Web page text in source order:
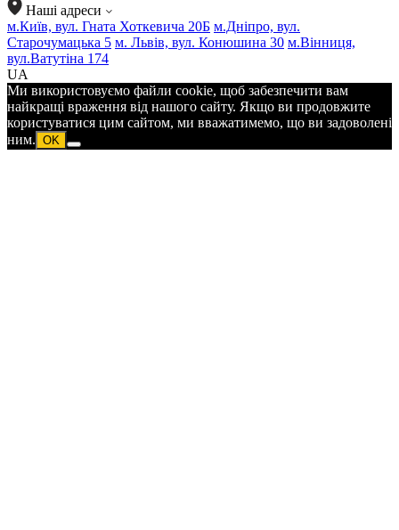
Наші адреси
м.Київ, вул. Гната Хоткевича 20Б м.Дніпро, вул.
Старочумацька 5 м. Львів, вул. Конюшина 30 м.Вінниця,
вул.Ватутіна 174
UA
Ми використовуємо файли cookie, щоб забезпечити вам
найкращі враження від нашого сайту. Якщо ви продовжите
користуватися цим сайтом, ми вважатимемо, що ви задоволені
ним. OK